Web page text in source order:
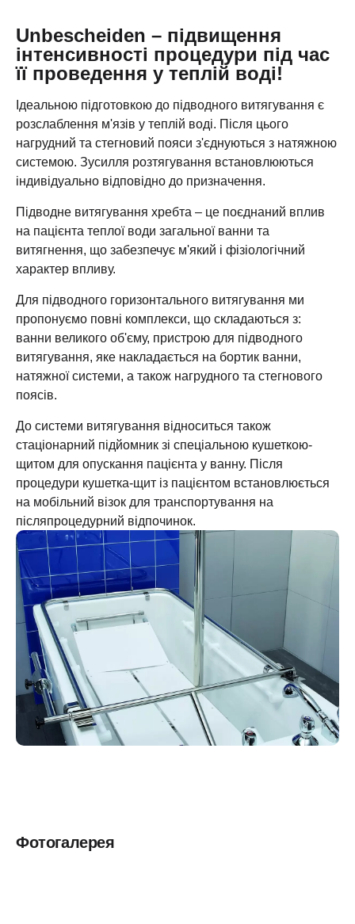
Unbescheiden – підвищення
інтенсивності процедури під час
її проведення у теплій воді!
Ідеальною підготовкою до підводного витягування є
розслаблення м'язів у теплій воді. Після цього
нагрудний та стегновий пояси з'єднуються з натяжною
системою. Зусилля розтягування встановлюються
індивідуально відповідно до призначення.
Підводне витягування хребта – це поєднаний вплив
на пацієнта теплої води загальної ванни та
витягнення, що забезпечує м'який і фізіологічний
характер впливу.
Для підводного горизонтального витягування ми
пропонуємо повні комплекси, що складаються з:
ванни великого об'єму, пристрою для підводного
витягування, яке накладається на бортик ванни,
натяжної системи, а також нагрудного та стегнового
поясів.
До системи витягування відноситься також
стаціонарний підйомник зі спеціальною кушеткою-
щитом для опускання пацієнта у ванну. Після
процедури кушетка-щит із пацієнтом встановлюється
на мобільний візок для транспортування на
післяпроцедурний відпочинок.
Фотогалерея